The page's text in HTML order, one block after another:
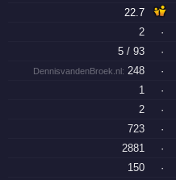
22.7
2
·
5 / 93
·
DennisvandenBroek.nl: 248 ·
1
·
2
·
723
·
2881
·
150
·